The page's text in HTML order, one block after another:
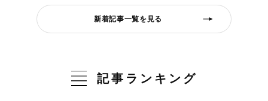
新着記事一覧を見る
記事ランキング